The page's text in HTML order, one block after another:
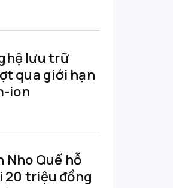
lưu trữ
qua giới hạn
ion
Nho Quế hỗ
20 triệu đồng